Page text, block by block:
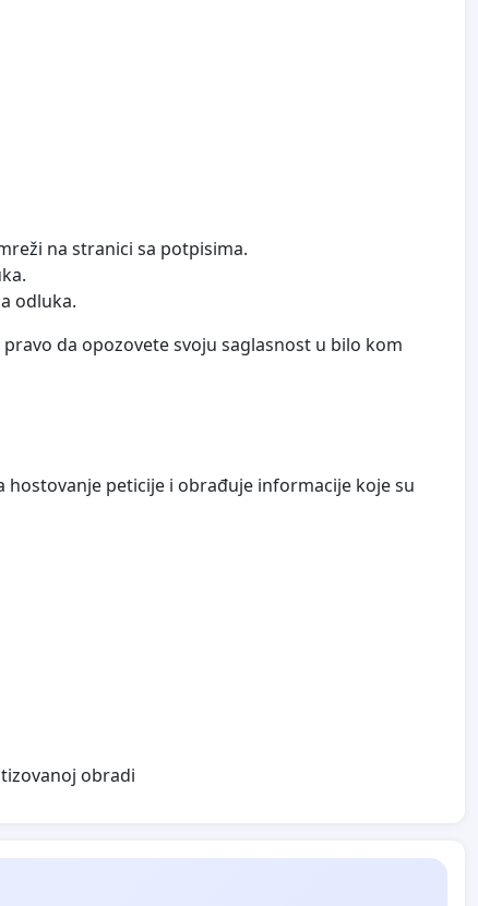
na stranici sa potpisima.
odluka.
da opozovete svoju saglasnost u bilo kom
peticije i obrađuje informacije koje su
obradi